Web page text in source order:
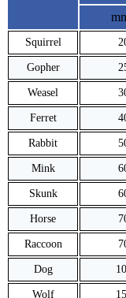
Squirrel
Gopher
Weasel
Ferret
Rabbit
Mink
Skunk
Horse
Raccoon
Dog
Wolf